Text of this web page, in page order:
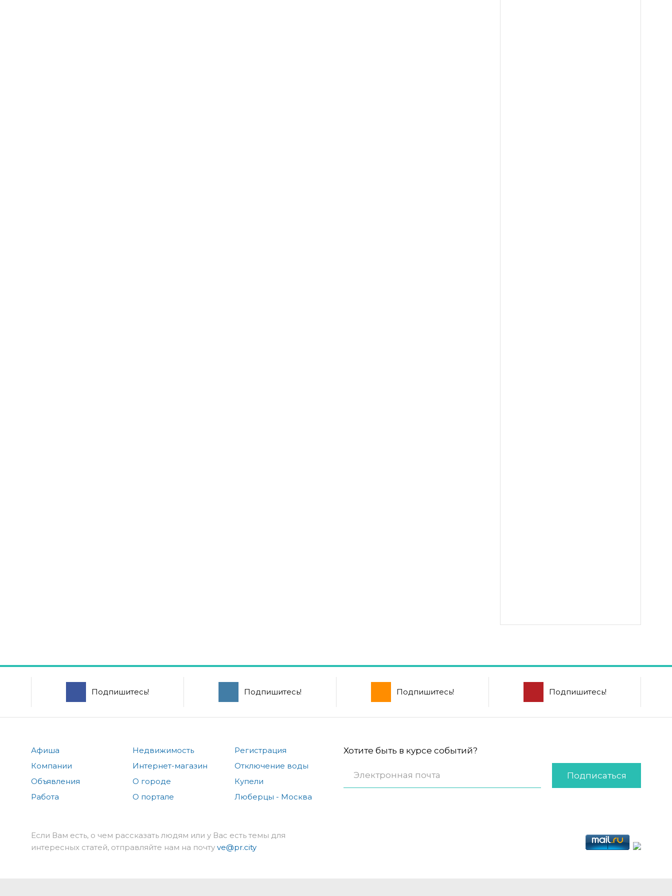
Подпишитесь! Подпишитесь! Подпишитесь! Подпишитесь!
Афиша
Компании
Объявления
Работа
Недвижимость
Интернет-магазин
О городе
О портале
Регистрация
Отключение воды
Купели
Люберцы - Москва
Хотите быть в курсе событий?
Подписаться
Если Вам есть, о чем рассказать людям или у Вас есть темы для
интересных статей, отправляйте нам на почту ve@pr.city